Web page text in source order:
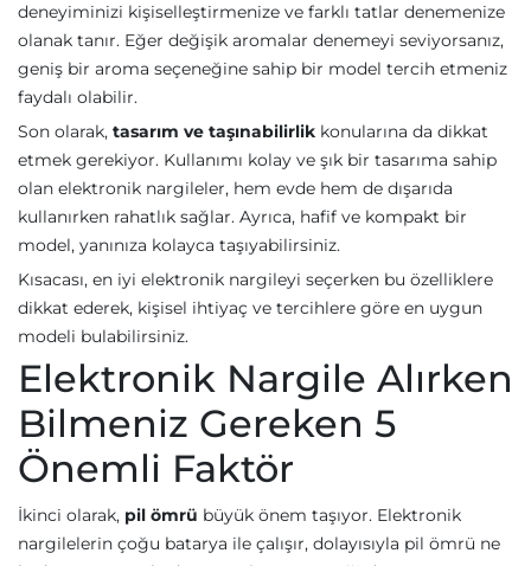
deneyiminizi kişiselleştirmenize ve farklı tatlar denemenize
olanak tanır. Eğer değişik aromalar denemeyi seviyorsanız,
geniş bir aroma seçeneğine sahip bir model tercih etmeniz
faydalı olabilir.
Son olarak, tasarım ve taşınabilirlik konularına da dikkat
etmek gerekiyor. Kullanımı kolay ve şık bir tasarıma sahip
olan elektronik nargileler, hem evde hem de dışarıda
kullanırken rahatlık sağlar. Ayrıca, hafif ve kompakt bir
model, yanınıza kolayca taşıyabilirsiniz.
Kısacası, en iyi elektronik nargileyi seçerken bu özelliklere
dikkat ederek, kişisel ihtiyaç ve tercihlere göre en uygun
modeli bulabilirsiniz.
Elektronik Nargile Alırken
Bilmeniz Gereken 5
Önemli Faktör
İkinci olarak, pil ömrü büyük önem taşıyor. Elektronik
nargilelerin çoğu batarya ile çalışır, dolayısıyla pil ömrü ne